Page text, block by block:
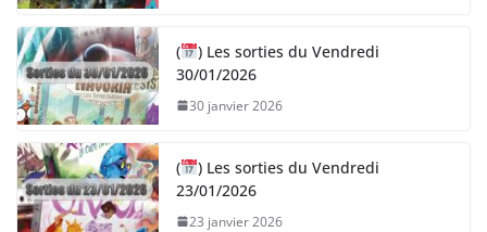
(
) Les sorties du Vendredi
30/01/2026
30 janvier 2026
(
) Les sorties du Vendredi
23/01/2026
23 janvier 2026